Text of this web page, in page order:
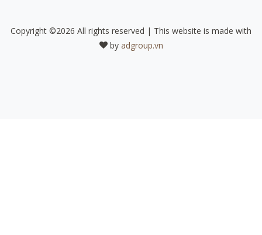
Copyright ©2026 All rights reserved | This website is made with
by adgroup.vn